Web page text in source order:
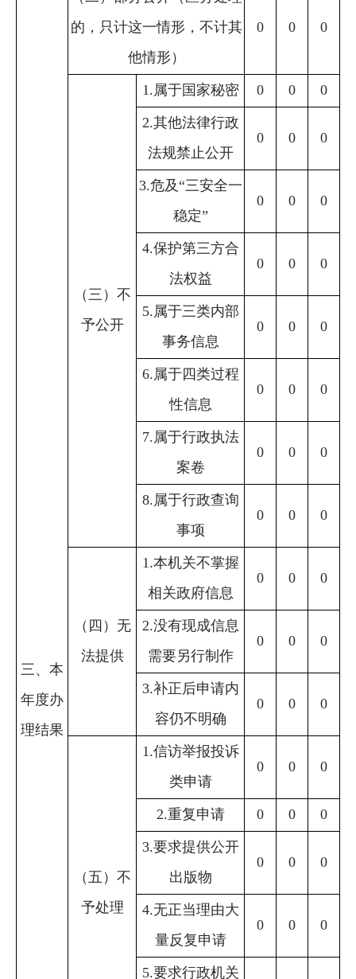
三、本
年度办
理结果
的，只计这一情形，不计其
他情形）
0 0 0
（三）不
予公开
1.属于国家秘密 0 0 0
2.其他法律行政
法规禁止公开
0 0 0
3.危及“三安全一
稳定”
0 0 0
4.保护第三方合
法权益
0 0 0
5.属于三类内部
事务信息
0 0 0
6.属于四类过程
性信息
0 0 0
7.属于行政执法
案卷
0 0 0
8.属于行政查询
事项
0 0 0
（四）无
法提供
1.本机关不掌握
相关政府信息
0 0 0
2.没有现成信息
需要另行制作
0 0 0
3.补正后申请内
容仍不明确
0 0 0
（五）不
予处理
1.信访举报投诉
类申请
0 0 0
2.重复申请 0 0 0
3.要求提供公开
出版物
0 0 0
4.无正当理由大
量反复申请
0 0 0
5.要求行政机关